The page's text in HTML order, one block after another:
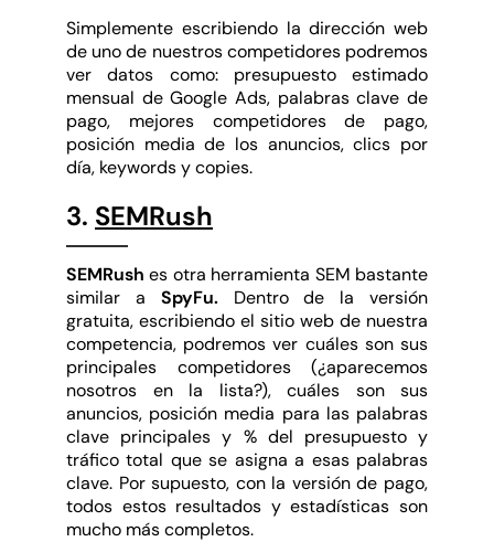
Simplemente escribiendo la dirección web
de uno de nuestros competidores podremos
ver datos como: presupuesto estimado
mensual de Google Ads, palabras clave de
pago, mejores competidores de pago,
posición media de los anuncios, clics por
día, keywords y copies.
3. SEMRush
SEMRush es otra herramienta SEM bastante
similar a SpyFu. Dentro de la versión
gratuita, escribiendo el sitio web de nuestra
competencia, podremos ver cuáles son sus
principales competidores (¿aparecemos
nosotros en la lista?), cuáles son sus
anuncios, posición media para las palabras
clave principales y % del presupuesto y
tráfico total que se asigna a esas palabras
clave. Por supuesto, con la versión de pago,
todos estos resultados y estadísticas son
mucho más completos.